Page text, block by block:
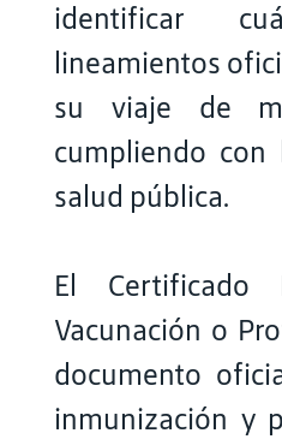
identificar
lineamientos
su viaje de
cumpliendo
salud pública.
El Certificado
Vacunación o
documento
inmunización y